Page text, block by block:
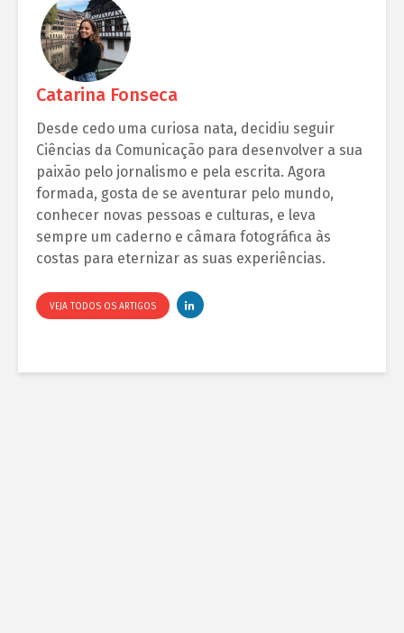
Catarina Fonseca
Desde cedo uma curiosa nata, decidiu seguir
Ciências da Comunicação para desenvolver a sua
paixão pelo jornalismo e pela escrita. Agora
formada, gosta de se aventurar pelo mundo,
conhecer novas pessoas e culturas, e leva
sempre um caderno e câmara fotográfica às
costas para eternizar as suas experiências.
VEJA TODOS OS ARTIGOS